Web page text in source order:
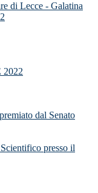
di Lecce - Galatina
dal Senato
presso il